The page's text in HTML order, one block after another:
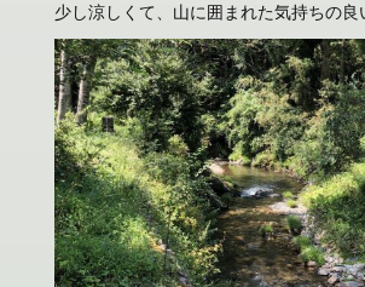
少し涼しくて、山に囲まれた気持ちの良